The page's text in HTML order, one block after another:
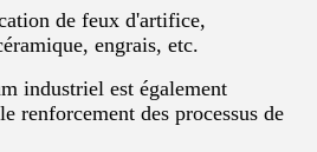
de feux d'artifice,
engrais, etc.
industriel est également
renforcement des processus de